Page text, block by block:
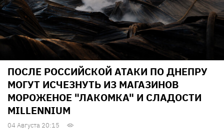
ПОСЛЕ РОССИЙСКОЙ АТАКИ ПО ДНЕПРУ
МОГУТ ИСЧЕЗНУТЬ ИЗ МАГАЗИНОВ
МОРОЖЕНОЕ "ЛАКОМКА" И СЛАДОСТИ
MILLENNIUM
04 Августа 20:15